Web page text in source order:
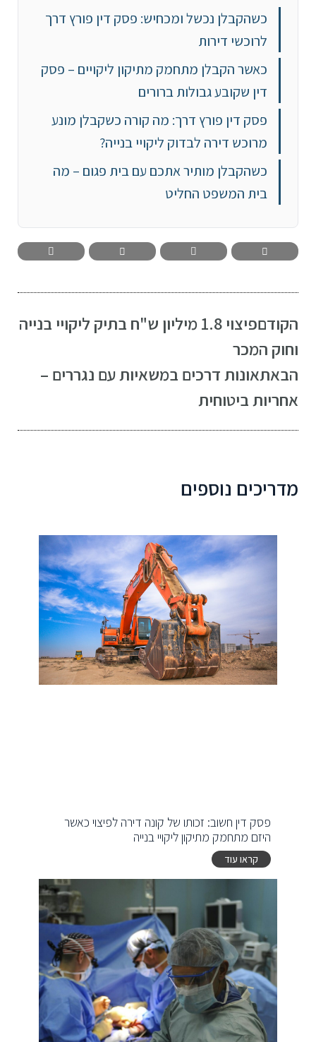
כשהקבלן נכשל ומכחיש: פסק דין פורץ דרך
לרוכשי דירות
כאשר הקבלן מתחמק מתיקון ליקויים – פסק
דין שקובע גבולות ברורים
פסק דין פורץ דרך: מה קורה כשקבלן מונע
מרוכש דירה לבדוק ליקויי בנייה?
כשהקבלן מותיר אתכם עם בית פגום – מה
בית המשפט החליט
הקודם
פיצוי 1.8 מיליון ש"ח בתיק ליקויי בנייה
וחוק המכר
הבאתאונות דרכים במשאיות עם נגררים –
אחריות ביטוחית
מדריכים נוספים
פסק דין חשוב: זכותו של קונה דירה לפיצוי כאשר
היזם מתחמק מתיקון ליקויי בנייה
קראו עוד